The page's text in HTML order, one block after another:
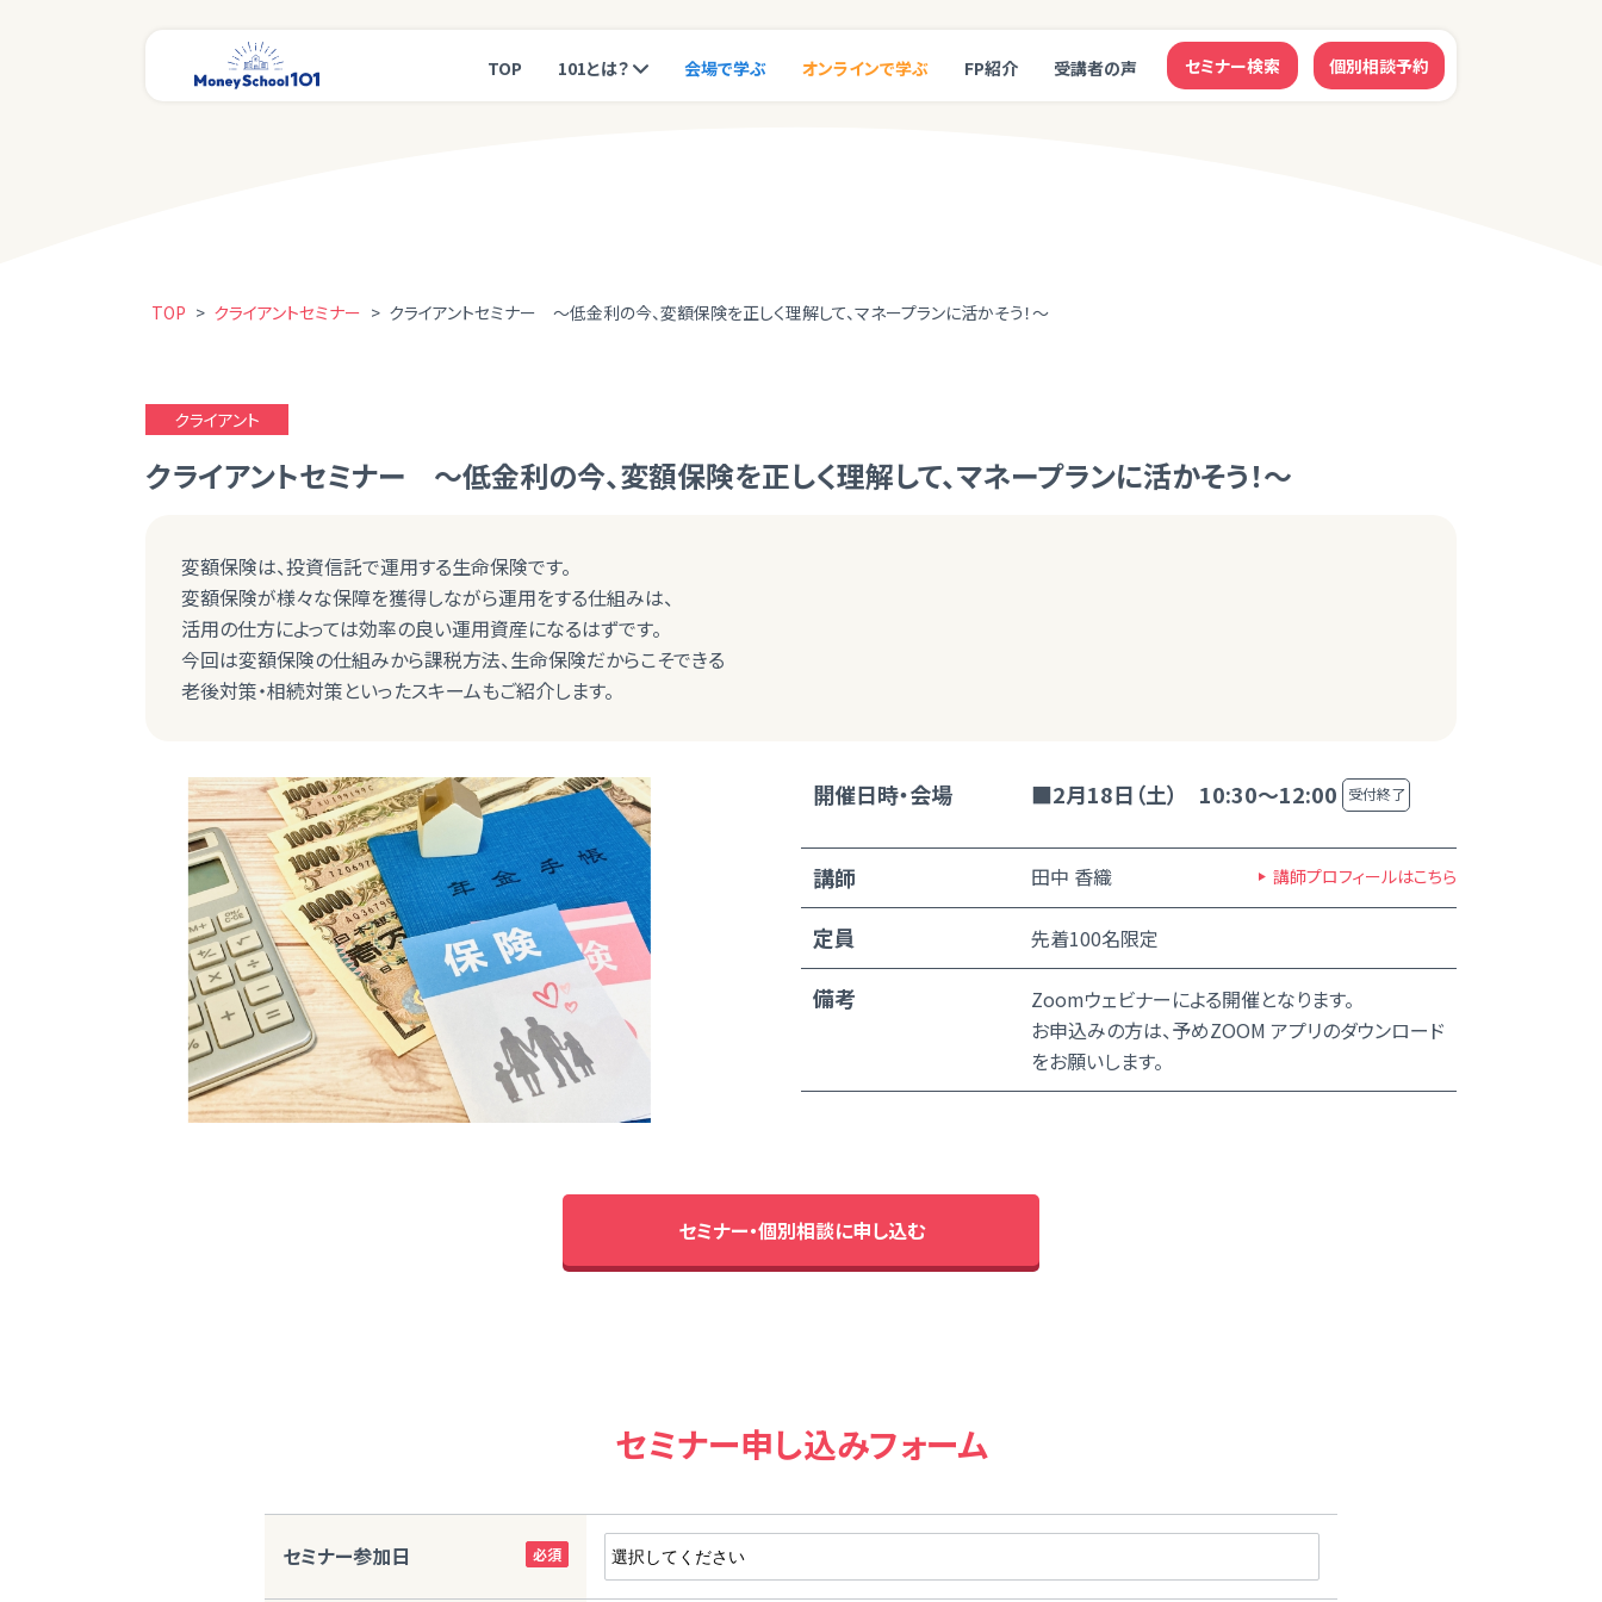
TOP 101とは？ 会場で学ぶ オンラインで学ぶ FP紹介 受講者の声 セミナー検索 個別相談予約
TOP > クライアントセミナー > クライアントセミナー ～低金利の今、変額保険を正しく理解して、マネープランに活かそう！～
クライアント
クライアントセミナー ～低金利の今、変額保険を正しく理解して、マネープランに活かそう！～
変額保険は、投資信託で運用する生命保険です。
変額保険が様々な保障を獲得しながら運用をする仕組みは、
活用の仕方によっては効率の良い運用資産になるはずです。
今回は変額保険の仕組みから課税方法、生命保険だからこそできる
老後対策・相続対策といったスキームもご紹介します。
開催日時・会場 ■2月18日（土） 10:30～12:00 受付終了
講師 田中 香織 講師プロフィールはこちら
定員 先着100名限定
備考
Zoomウェビナーによる開催となります。
お申込みの方は、予めZOOM アプリのダウンロード
をお願いします。
セミナー・個別相談に申し込む
セミナー申し込みフォーム
セミナー参加日